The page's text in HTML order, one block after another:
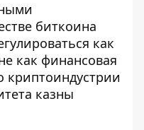
биткоина
как
как финансовая
криптоиндустрии
казны